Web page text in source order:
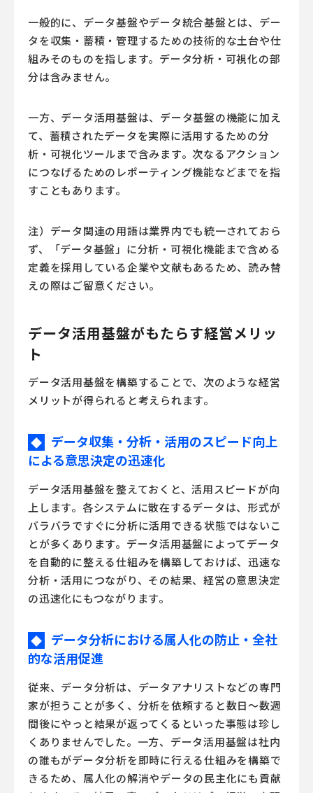
一般的に、データ基盤やデータ統合基盤とは、デー
タを収集・蓄積・管理するための技術的な土台や仕
組みそのものを指します。データ分析・可視化の部
分は含みません。
一方、データ活用基盤は、データ基盤の機能に加え
て、蓄積されたデータを実際に活用するための分
析・可視化ツールまで含みます。次なるアクション
につなげるためのレポーティング機能などまでを指
すこともあります。
注）データ関連の用語は業界内でも統一されておら
ず、「データ基盤」に分析・可視化機能まで含める
定義を採用している企業や文献もあるため、読み替
えの際はご留意ください。
データ活用基盤がもたらす経営メリッ
ト
データ活用基盤を構築することで、次のような経営
メリットが得られると考えられます。
◆ データ収集・分析・活用のスピード向上
による意思決定の迅速化
データ活用基盤を整えておくと、活用スピードが向
上します。各システムに散在するデータは、形式が
バラバラですぐに分析に活用できる状態ではないこ
とが多くあります。データ活用基盤によってデータ
を自動的に整える仕組みを構築しておけば、迅速な
分析・活用につながり、その結果、経営の意思決定
の迅速化にもつながります。
◆ データ分析における属人化の防止・全社
的な活用促進
従来、データ分析は、データアナリストなどの専門
家が担うことが多く、分析を依頼すると数日～数週
間後にやっと結果が返ってくるといった事態は珍し
くありませんでした。一方、データ活用基盤は社内
の誰もがデータ分析を即時に行える仕組みを構築で
きるため、属人化の解消やデータの民主化にも貢献